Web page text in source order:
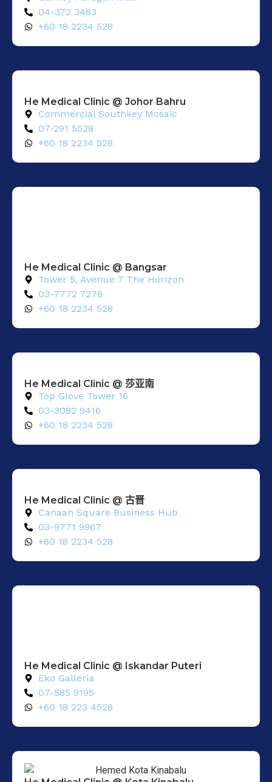
04-372 3483
+60 18 2234 528
He Medical Clinic @ Johor Bahru
Commercial Southkey Mosaic
07-291 5528
+60 18 2234 528
He Medical Clinic @ Bangsar
Tower 5, Avenue 7 The Horizon
03-7772 7278
+60 18 2234 528
He Medical Clinic @ 莎亚南
Top Glove Tower 16
03-3082 9416
+60 18 2234 528
He Medical Clinic @ 古晋
Canaan Square Business Hub
03-9771 9967
+60 18 2234 528
He Medical Clinic @ Iskandar Puteri
Eko Galleria
07-585 9195
+60 18 223 4528